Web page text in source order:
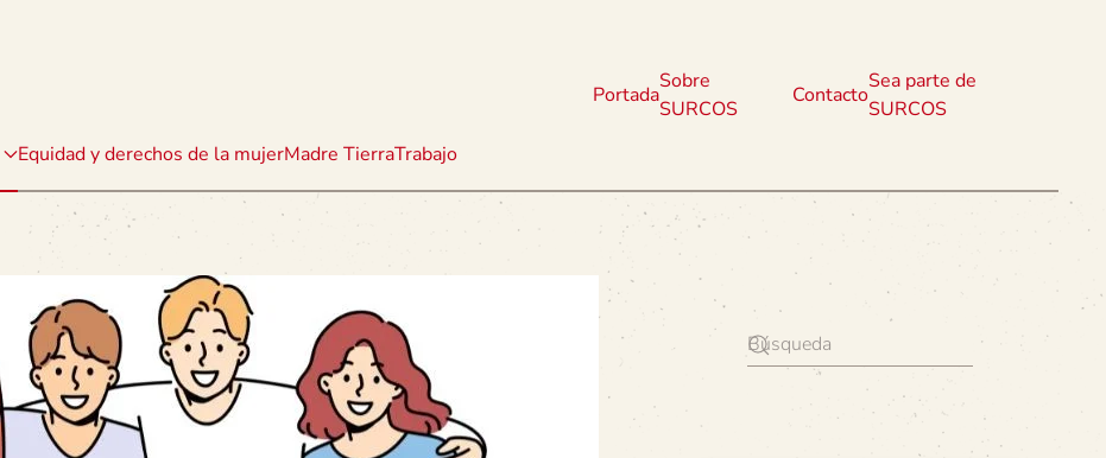
Equidad y derechos de la mujerMadre TierraTrabajo
Portada
Sobre
SURCOS
Contacto
Sea parte de
SURCOS